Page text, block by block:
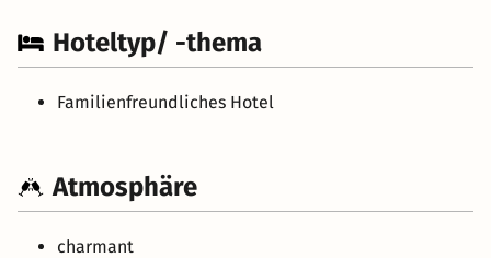
Hoteltyp/ -thema
Familienfreundliches Hotel
Atmosphäre
charmant